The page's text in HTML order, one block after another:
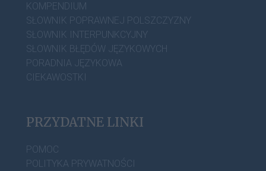
KOMPENDIUM
SŁOWNIK POPRAWNEJ POLSZCZYZNY
SŁOWNIK INTERPUNKCYJNY
SŁOWNIK BŁĘDÓW JĘZYKOWYCH
PORADNIA JĘZYKOWA
CIEKAWOSTKI
PRZYDATNE LINKI
POMOC
POLITYKA PRYWATNOŚCI